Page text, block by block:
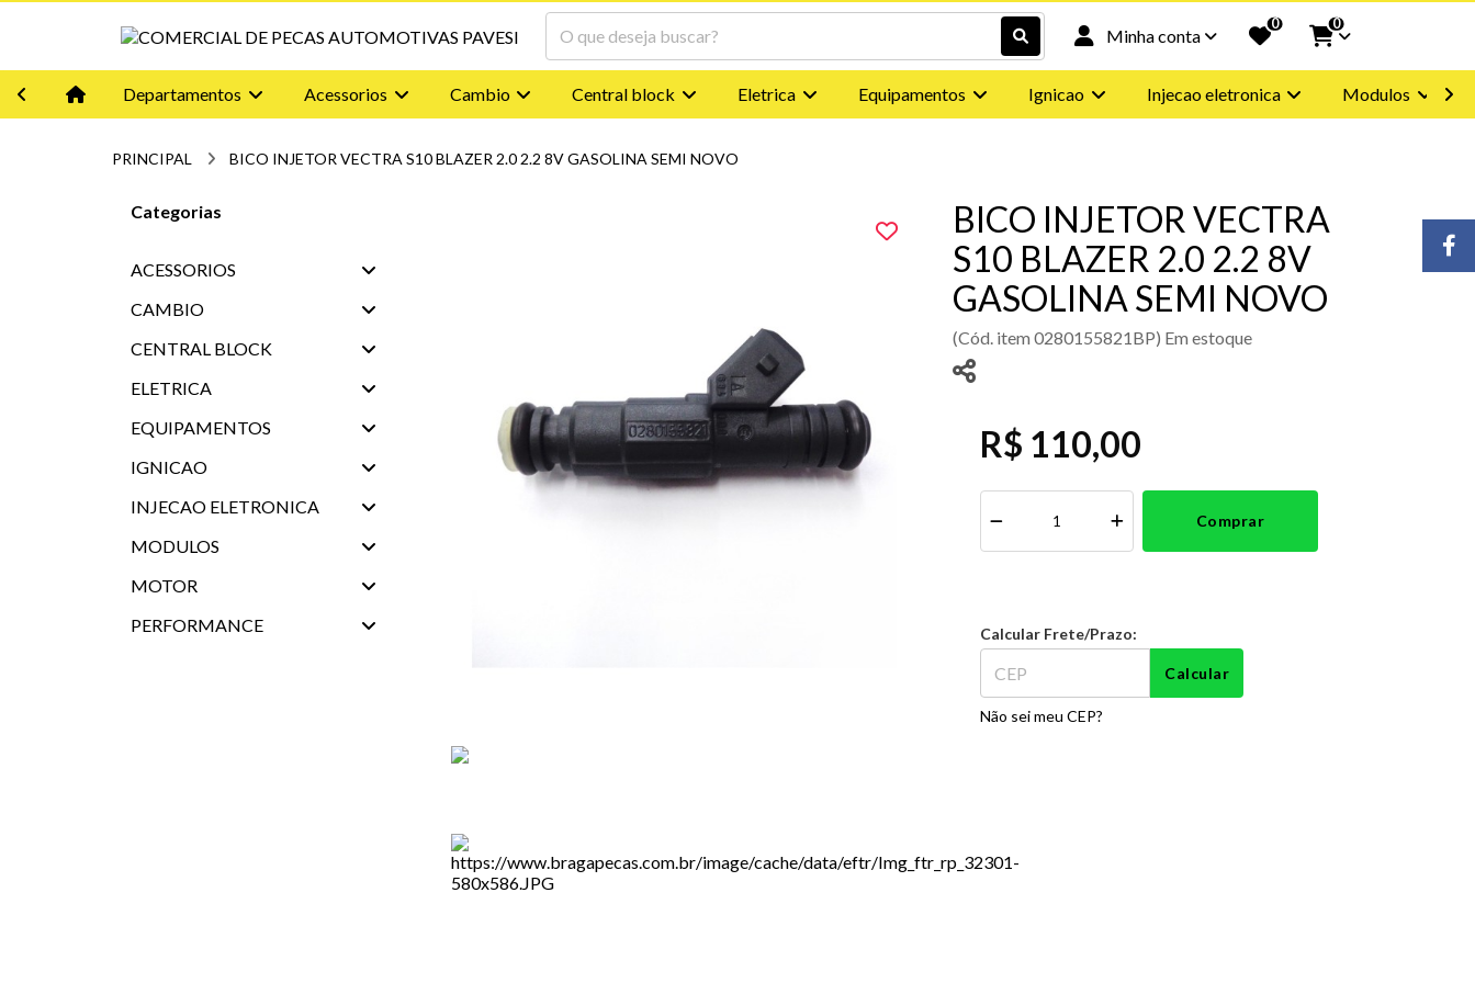
Minha conta
0 0
Departamentos Acessorios Cambio Central block Eletrica Equipamentos Ignicao Injecao eletronica Modulos
PRINCIPAL BICO INJETOR VECTRA S10 BLAZER 2.0 2.2 8V GASOLINA SEMI NOVO
Categorias
ACESSORIOS
CAMBIO
CENTRAL BLOCK
ELETRICA
EQUIPAMENTOS
IGNICAO
INJECAO ELETRONICA
MODULOS
MOTOR
PERFORMANCE
BICO INJETOR VECTRA
S10 BLAZER 2.0 2.2 8V
GASOLINA SEMI NOVO
(Cód. item 0280155821BP) Em estoque
R$ 110,00
Comprar
Calcular Frete/Prazo:
Calcular
Não sei meu CEP?